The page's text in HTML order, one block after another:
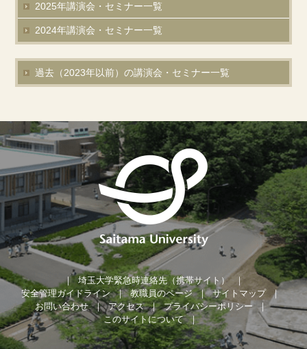
2025年講演会・セミナー一覧
2024年講演会・セミナー一覧
過去（2023年以前）の講演会・セミナー一覧
埼玉大学緊急時連絡先（携帯サイト）
安全管理ガイドライン
教職員のページ
サイトマップ
お問い合わせ
アクセス
プライバシーポリシー
このサイトについて